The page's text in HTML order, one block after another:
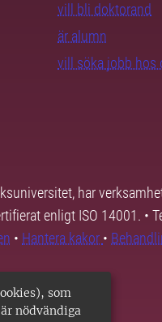
som
nödvändiga
vill bli doktorand
är alumn
vill söka jobb hos
har
enligt ISO 14001. •
• Hantera kakor •